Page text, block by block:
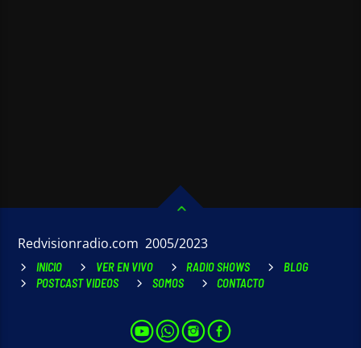
Redvisionradio.com 2005/2023
INICIO VER EN VIVO RADIO SHOWS
BLOG
POSTCAST VIDEOS
SOMOS CONTACTO